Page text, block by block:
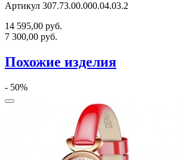
Артикул 307.73.00.000.04.03.2
14 595,00 руб.
7 300,00 руб.
Похожие изделия
- 50%